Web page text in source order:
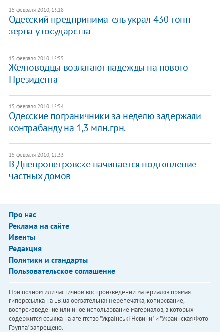
15 февраля 2010, 13:18
Одесский предприниматель украл 430 тонн
зерна у государства
15 февраля 2010, 12:55
Желтоводцы возлагают надежды на нового
Президента
15 февраля 2010, 12:54
Одесские пограничники за неделю задержали
контрабанду на 1,3 млн. грн.
15 февраля 2010, 12:33
В Днепропетровске начинается подтопление
частных домов
Про нас
Реклама на сайте
Ивенты
Редакция
Политики и стандарты
Пользовательское соглашение
При полном или частичном воспроизведении материалов прямая
гиперссылка на LB.ua обязательна! Перепечатка, копирование,
воспроизведение или иное использование материалов, в которых
содержится ссылка на агентство "Українськi Новини" и "Украинская Фото
Группа" запрещено.